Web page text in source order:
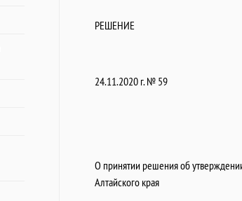
РЕШЕНИЕ
24.11.2020 г. № 59
О принятии решения об
Алтайского края